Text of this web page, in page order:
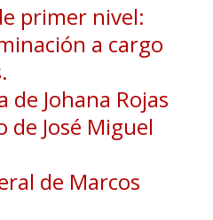
primer nivel:
a cargo
de Johana Rojas
José Miguel
de Marcos